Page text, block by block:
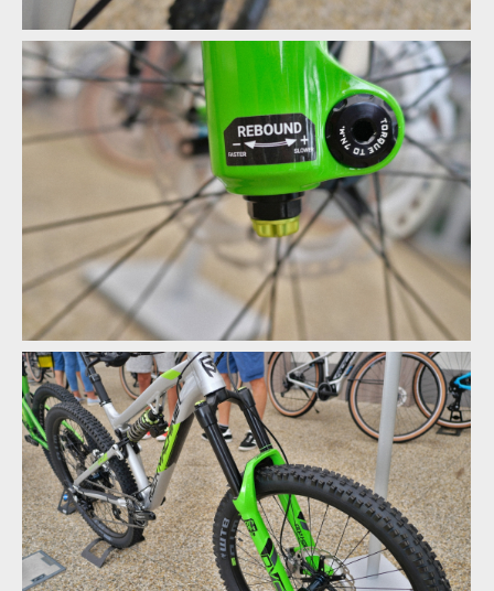
Rock Machine 2020 - nové barvy a DVO odpružení
Rock Machine 2020 - nové barvy a DVO odpružení
Rock Machine 2020 - nové barvy a DVO odpružení
Rock Machine 2020 - nové barvy a DVO odpružení
Rock Machine 2020 - nové barvy a DVO odpružení
Rock Machine 2020 - nové barvy a DVO odpružení
Rock Machine 2020 - nové barvy a DVO odpružení
Rock Machine 2020 - nové barvy a DVO odpružení
Rock Machine 2020 - nové barvy a DVO odpružení
Rock Machine 2020 - nové barvy a DVO odpružení